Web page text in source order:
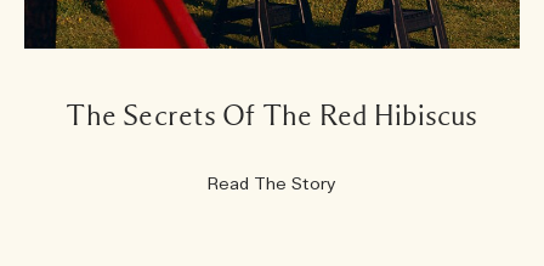
The Secrets Of The Red Hibiscus
Read The Story